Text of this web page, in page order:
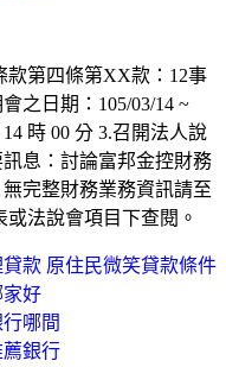
款第四條第XX款：12事
之日期：105/03/14 ~
時 00 分 3.召開法人說
息：討論富邦金控財務
完整財務業務資訊請至
法說會項目下查閱。
款 原住民微笑貸款條件
好
哪間
銀行